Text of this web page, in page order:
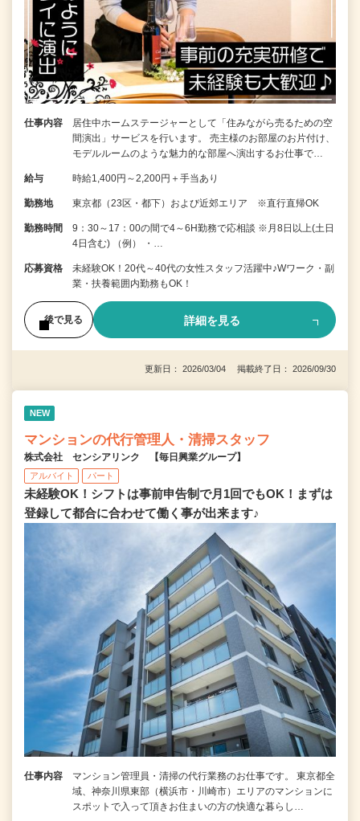
仕事内容
居住中ホームステージャーとして「住みながら売るための空
間演出」サービスを行います。 売主様のお部屋のお片付け、
モデルルームのような魅力的な部屋へ演出するお仕事で…
給与 時給1,400円～2,200円＋手当あり
勤務地 東京都（23区・都下）および近郊エリア ※直行直帰OK
勤務時間
9：30～17：00の間で4～6H勤務で応相談 ※月8日以上(土日
4日含む) （例） ・…
応募資格
未経験OK！20代～40代の女性スタッフ活躍中♪Wワーク・副
業・扶養範囲内勤務もOK！
後で見る 詳細を見る
更新日： 2026/03/04 掲載終了日： 2026/09/30
NEW
マンションの代行管理人・清掃スタッフ
株式会社 センシアリンク 【毎日興業グループ】
アルバイト パート
未経験OK！シフトは事前申告制で月1回でもOK！まずは
登録して都合に合わせて働く事が出来ます♪
仕事内容
マンション管理員・清掃の代行業務のお仕事です。 東京都全
域、神奈川県東部（横浜市・川崎市）エリアのマンションに
スポットで入って頂きお住まいの方の快適な暮らし…